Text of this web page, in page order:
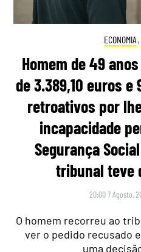
ECONOMIA ,
Homem de 49
de 3.389,10 euros e
retroativos por
incapacidade
Segurança
tribunal teve
20:00 7 Agosto,
O homem recorreu ao
ver o pedido recusado
uma